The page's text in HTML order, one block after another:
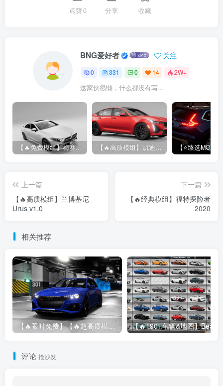
点赞0 分享 收藏
BNG爱好者 关注
0 331 0 14 2W+
这家伙很懒，什么都没有写...
【🔥免费模组】梅赛德斯-奔驰CLS53 [免费] 【🔥高质模组】凯迪拉克 CT5 2020
上一篇
【🔥高质模组】兰博基尼
Urus v1.0
下一篇
【🔥经典模组】福特探险者
2020
相关推荐
【🔥限时免费】【🔥超高质模组】2022 奥迪 A4/S4/RS4 Avant 2.61
评论 抢沙发